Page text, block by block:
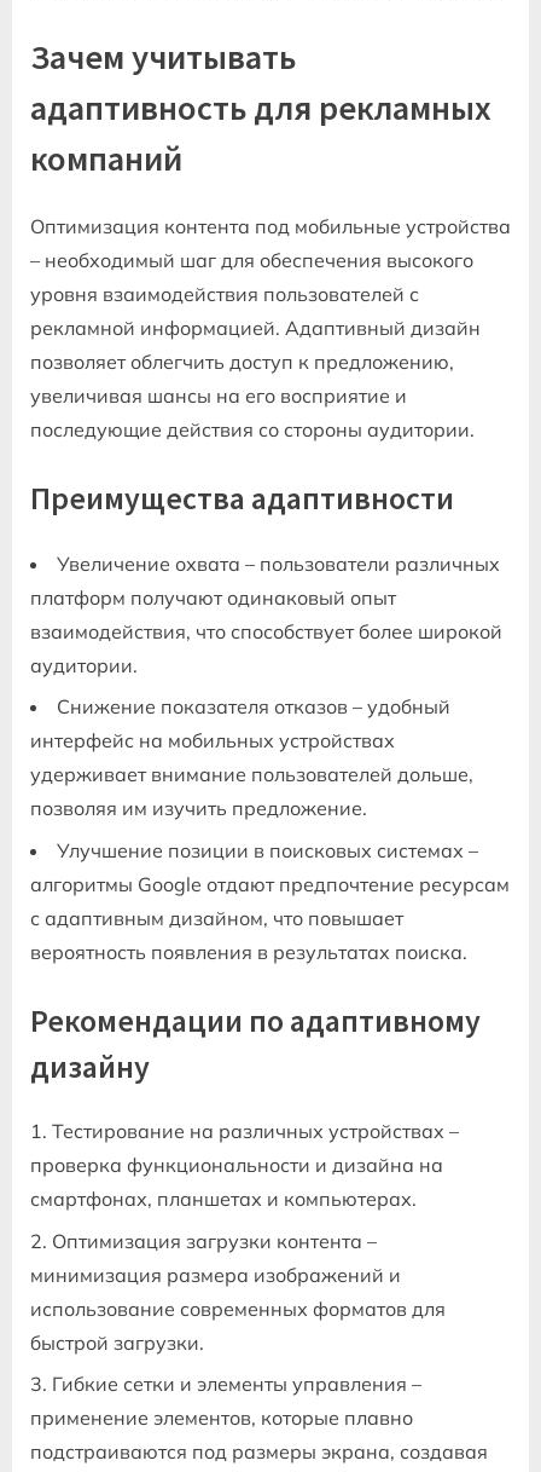
Зачем учитывать
адаптивность для рекламных
компаний
Оптимизация контента под мобильные устройства
– необходимый шаг для обеспечения высокого
уровня взаимодействия пользователей с
рекламной информацией. Адаптивный дизайн
позволяет облегчить доступ к предложению,
увеличивая шансы на его восприятие и
последующие действия со стороны аудитории.
Преимущества адаптивности
Увеличение охвата – пользователи различных
платформ получают одинаковый опыт
взаимодействия, что способствует более широкой
аудитории.
Снижение показателя отказов – удобный
интерфейс на мобильных устройствах
удерживает внимание пользователей дольше,
позволяя им изучить предложение.
Улучшение позиции в поисковых системах –
алгоритмы Google отдают предпочтение ресурсам
с адаптивным дизайном, что повышает
вероятность появления в результатах поиска.
Рекомендации по адаптивному
дизайну
Тестирование на различных устройствах –
проверка функциональности и дизайна на
смартфонах, планшетах и компьютерах.
Оптимизация загрузки контента –
минимизация размера изображений и
использование современных форматов для
быстрой загрузки.
Гибкие сетки и элементы управления –
применение элементов, которые плавно
подстраиваются под размеры экрана, создавая